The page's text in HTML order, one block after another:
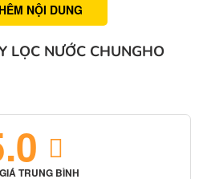
NỘI DUNG
LỌC NƯỚC CHUNGHO
TRUNG BÌNH